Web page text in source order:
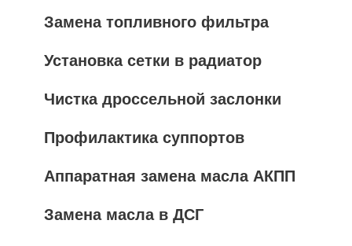
Замена топливного фильтра
Установка сетки в радиатор
Чистка дроссельной заслонки
Профилактика суппортов
Аппаратная замена масла АКПП
Замена масла в ДСГ